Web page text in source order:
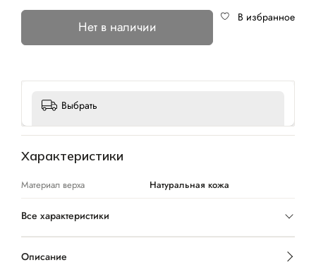
Нет в наличии
В избранное
Выбрать
Характеристики
Материал верха Натуральная кожа
Все характеристики
Описание